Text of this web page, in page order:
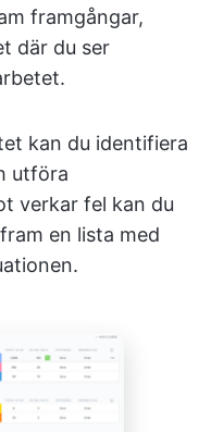
framgångar,
där du ser
kan du identifiera
utföra
verkar fel kan du
en lista med